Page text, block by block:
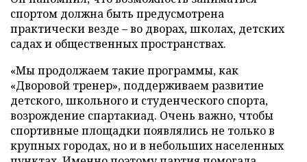
спортом должна быть предусмотрена
практически везде – во дворах, школах, детских
садах и общественных пространствах.
«Мы продолжаем такие программы, как
«Дворовой тренер», поддерживаем развитие
детского, школьного и студенческого спорта,
возрождение спартакиад. Очень важно, чтобы
спортивные площадки появлялись не только в
крупных городах, но и в небольших населенных